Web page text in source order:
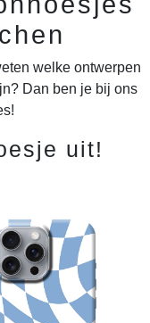
welke ontwerpen
Dan ben je bij ons
uit!